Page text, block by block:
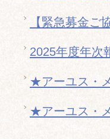
【緊急募金ご
2025年度年次
★アーユス・
★アーユス・